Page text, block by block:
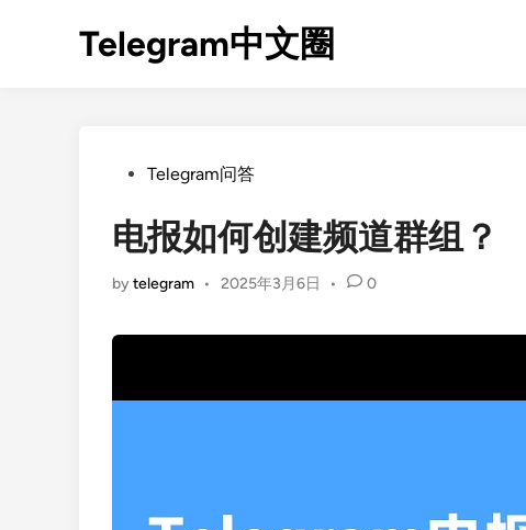
Telegram中文圈
PostedTelegram问答
电报如何创建频道群组？
bytelegram • 2025年3月6日 • 0